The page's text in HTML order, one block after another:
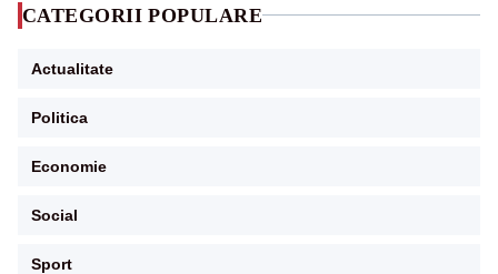
CATEGORII POPULARE
Actualitate
Politica
Economie
Social
Sport